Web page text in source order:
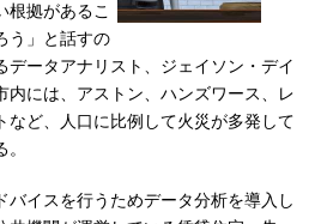
根拠があるこ
う」と話すの
データアナリスト、ジェイソン・デイ
内には、アストン、ハンズワース、レ
など、人口に比例して火災が多発して
イスを行うためデータ分析を導入し